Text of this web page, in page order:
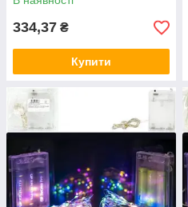
334,37 ₴
Купити